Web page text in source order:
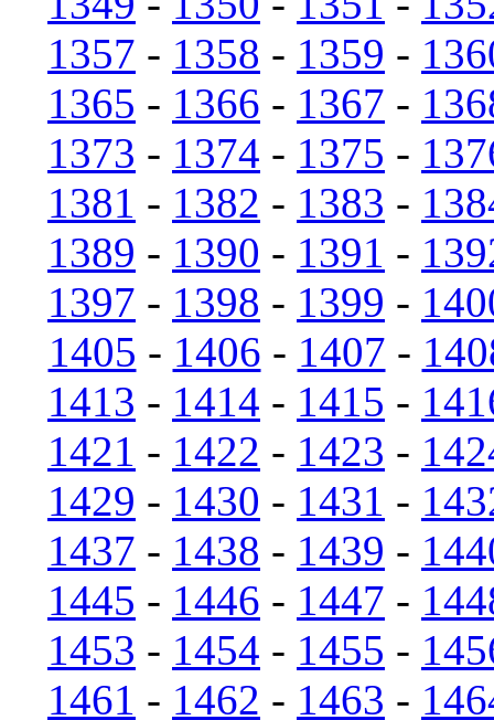
1357 - 1358 - 1359 -
1365 - 1366 - 1367 -
1373 - 1374 - 1375 -
1381 - 1382 - 1383 -
1389 - 1390 - 1391 -
1397 - 1398 - 1399 -
1405 - 1406 - 1407 -
1413 - 1414 - 1415 -
1421 - 1422 - 1423 -
1429 - 1430 - 1431 -
1437 - 1438 - 1439 -
1445 - 1446 - 1447 -
1453 - 1454 - 1455 -
1461 - 1462 - 1463 -